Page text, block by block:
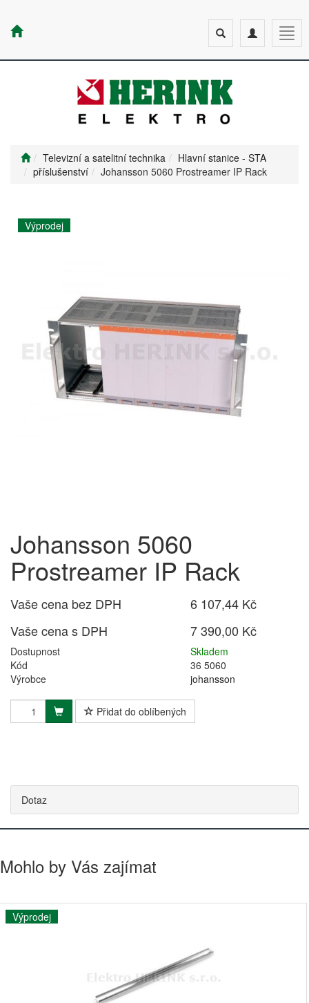
Toggle
navigation
Toggle
search
Televizní a satelitní technika
Hlavní stanice - STA
příslušenství
Johansson 5060 Prostreamer IP Rack
Výprodej
Johansson 5060
Prostreamer IP Rack
Vaše cena bez DPH
6 107,44 Kč
Vaše cena s DPH
7 390,00 Kč
Dostupnost
Skladem
Kód
36 5060
Výrobce
johansson
Přidat do oblíbených
Dotaz
Mohlo by Vás zajímat
Výprodej